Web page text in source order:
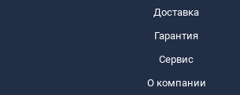
Доставка
Гарантия
Сервис
О компании